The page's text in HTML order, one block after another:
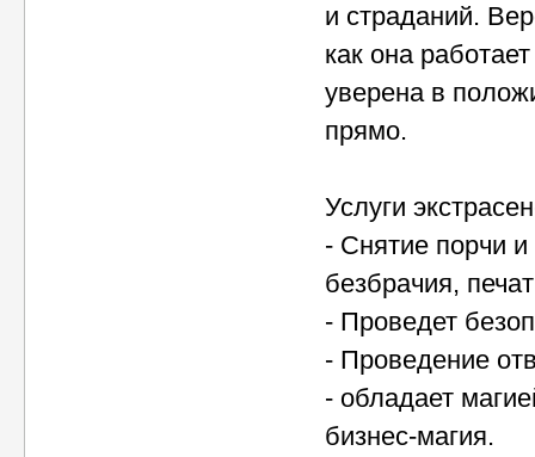
и страданий.
как она
уверена в
прямо.
Услуги
- Снятие порчи и
безбрачия,
- Проведет
- Проведение
- обладает
бизнес-магия.